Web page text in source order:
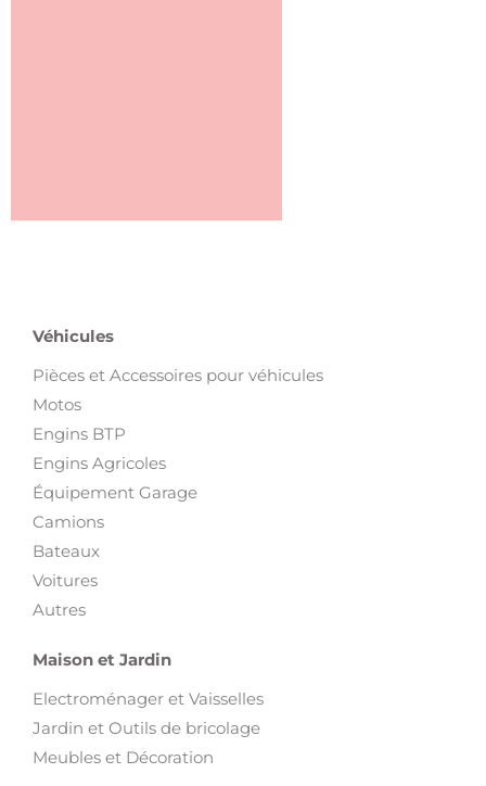
Véhicules
Pièces et Accessoires pour véhicules
Motos
Engins BTP
Engins Agricoles
Équipement Garage
Camions
Bateaux
Voitures
Autres
Maison et Jardin
Electroménager et Vaisselles
Jardin et Outils de bricolage
Meubles et Décoration